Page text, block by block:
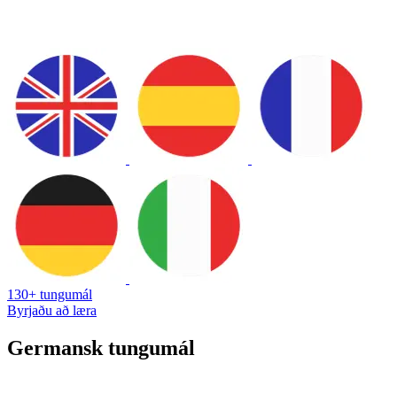
130+ tungumál
Byrjaðu að læra
Germansk tungumál